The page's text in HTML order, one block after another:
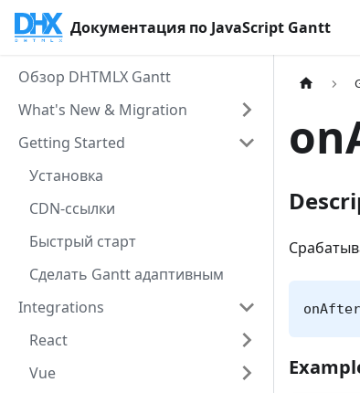
Документация по JavaScript Gantt
Обзор DHTMLX Gantt
What's New & Migration
Getting Started
Установка
CDN-ссылки
Быстрый старт
Сделать Gantt адаптивным
Integrations
React
Vue